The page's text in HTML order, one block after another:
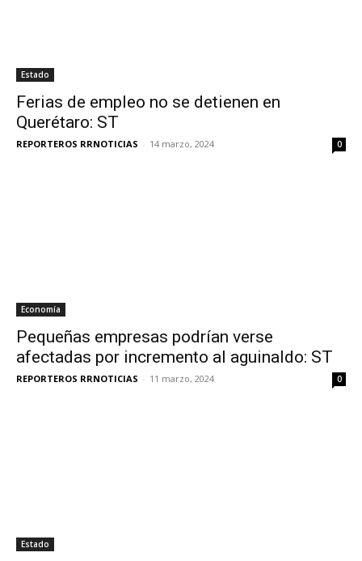
Estado
Ferias de empleo no se detienen en
Querétaro: ST
REPORTEROS RRNOTICIAS - 14 marzo, 2024 0
Economía
Pequeñas empresas podrían verse
afectadas por incremento al aguinaldo: ST
REPORTEROS RRNOTICIAS - 11 marzo, 2024 0
Estado